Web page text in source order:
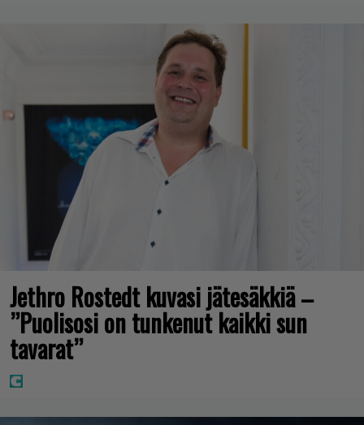
Jethro Rostedt kuvasi jätesäkkiä –
”Puolisosi on tunkenut kaikki sun
tavarat”